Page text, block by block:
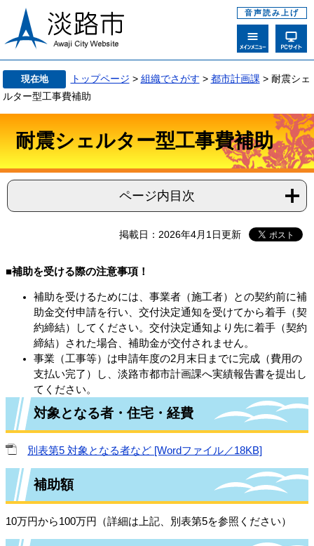
音声読み上げ
現在地 トップページ > 組織でさがす > 都市計画課 > 耐震シェ
ルター型工事費補助
耐震シェルター型工事費補助
ページ内目次
掲載日：2026年4月1日更新
■補助を受ける際の注意事項！
補助を受けるためには、事業者（施工者）との契約前に補
助金交付申請を行い、交付決定通知を受けてから着手（契
約締結）してください。交付決定通知より先に着手（契約
締結）​された場合、補助金が交付されません。​
事業（工事等）は申請年度の2月末日までに完成（費用の
支払い完了）し、淡路市都市計画課へ実績報告書を提出し
てください。​
対象となる者・住宅・経費​​
別表第5 対象となる者など [Wordファイル／18KB]
補助額
10万円から100万円（詳細は上記、別表第5を参照ください）